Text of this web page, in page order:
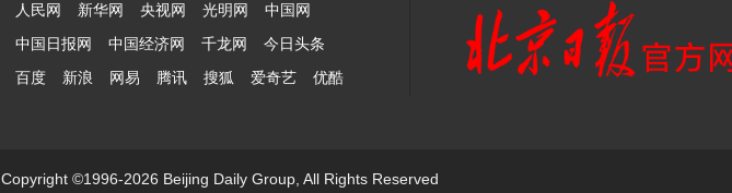
人民网 新华网 央视网 光明网
中国网
中国日报网
中国经济网 千龙网
今日头条
百度
新浪 网易 腾讯 搜狐 爱奇艺 优酷
Copyright ©1996-2026 Beijing Daily Group, All Rights Reserved